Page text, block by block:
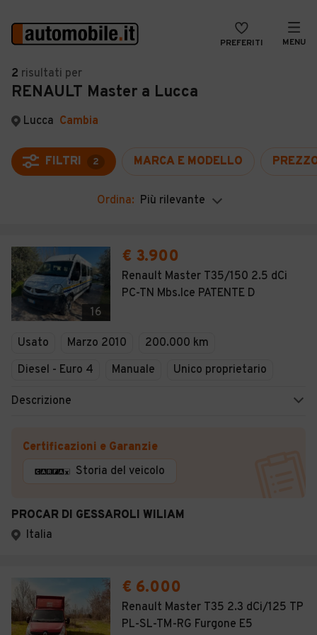
PREFERITI MENU
Auto
Auto usate
Auto Km 0
Auto Nuove
Noleggio a lungo termine
Moto
Camper
Veicoli Commerciali
VENDI
MAGAZINE
ACCEDI
2 risultati per
RENAULT Master a Lucca
Lucca Cambia
FILTRI 2 MARCA E MODELLO
Ordina: Più rilevante
16
€ 3.900
Renault Master T35/150 2.5 dCi
PC-TN Mbs.Ice PATENTE D
Usato Marzo 2010
200.000 km
Diesel - Euro 4
Manuale Unico proprietario
Descrizione
Certificazioni e Garanzie
Storia del veicolo
PROCAR DI GESSAROLI WILIAM
Italia
€ 6.000
Renault Master T35 2.3 dCi/125 TP
PL-SL-TM-RG Furgone E5